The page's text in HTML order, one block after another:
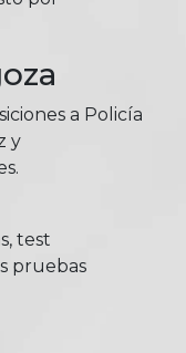
a Policía
y
test
pruebas